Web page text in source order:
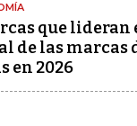
que
de las marcas
en 2026